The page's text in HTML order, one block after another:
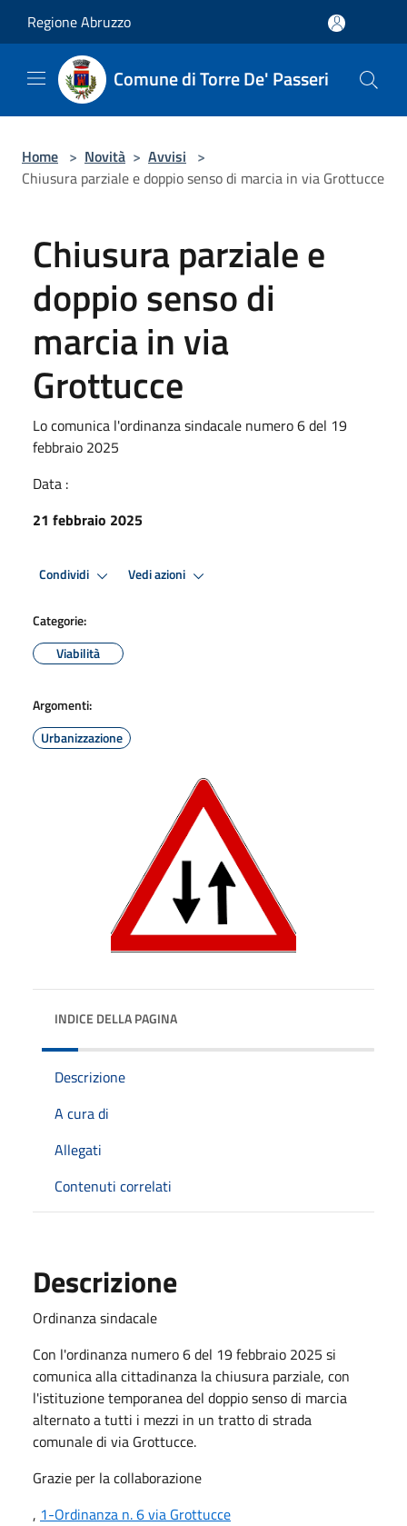
Regione Abruzzo
Comune di Torre De' Passeri
Home > Novità > Avvisi >
Chiusura parziale e doppio senso di marcia in via Grottucce
Chiusura parziale e
doppio senso di
marcia in via
Grottucce
Lo comunica l'ordinanza sindacale numero 6 del 19
febbraio 2025
Data :
21 febbraio 2025
Condividi Vedi azioni
Categorie:
Viabilità
Argomenti:
Urbanizzazione
INDICE DELLA PAGINA
Descrizione
A cura di
Allegati
Contenuti correlati
Descrizione
Ordinanza sindacale
Con l'ordinanza numero 6 del 19 febbraio 2025 si
comunica alla cittadinanza la chiusura parziale, con
l'istituzione temporanea del doppio senso di marcia
alternato a tutti i mezzi in un tratto di strada
comunale di via Grottucce.
Grazie per la collaborazione
, 1-Ordinanza n. 6 via Grottucce